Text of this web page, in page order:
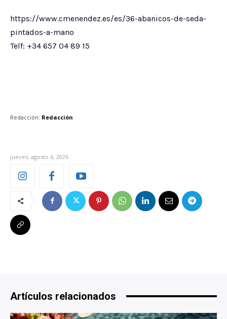
https://www.cmenendez.es/es/36-abanicos-de-seda-
pintados-a-mano
Telf: +34 657 04 89 15
Redacción: Redacción
jueves, agosto 6, 2026
Artículos relacionados